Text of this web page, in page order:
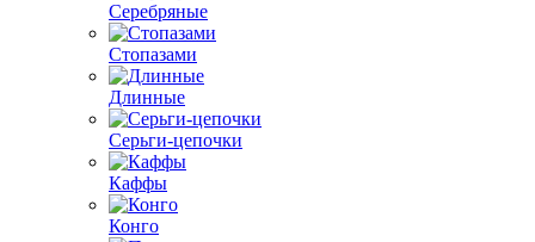
Серебряные
Стопазами
Длинные
Серьги-цепочки
Каффы
Конго